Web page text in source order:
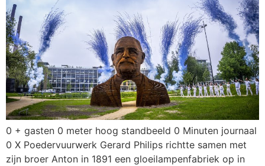
0 + gasten 0 meter hoog standbeeld 0 Minuten journaal
0 X Poedervuurwerk Gerard Philips richtte samen met
zijn broer Anton in 1891 een gloeilampenfabriek op in